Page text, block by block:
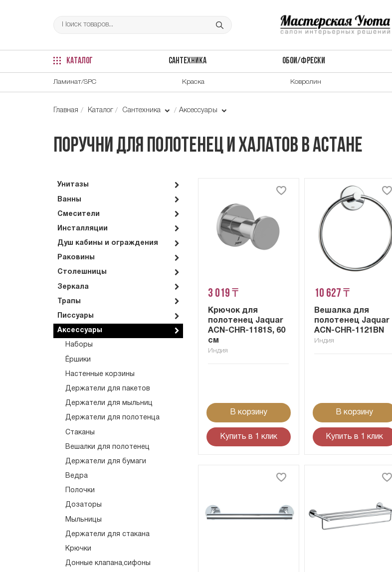
КАТАЛОГ САНТЕХНИКА ОБОИ/ФРЕСКИ
Ламинат/SPC Краска Ковролин
Главная Каталог Сантехника Аксессуары
Поручни для полотенец и халатов в Астане
Унитазы
Ванны
Смесители
Инсталляции
Душ кабины и ограждения
Раковины
Столешницы
Зеркала
Трапы
Писсуары
Аксессуары
Наборы
Ёршики
Настенные корзины
Держатели для пакетов
Держатели для мыльниц
Держатели для полотенца
Стаканы
Вешалки для полотенец
Держатели для бумаги
Ведра
Полочки
Дозаторы
Мыльницы
Держатели для стакана
Крючки
Донные клапана,сифоны
3 019 ₸
Крючок для
полотенец Jaquar
ACN-CHR-1181S, 60
см
Индия
В корзину
Купить в 1 клик
10 627 ₸
Вешалка для
полотенец Jaquar
ACN-CHR-1121BN
Индия
В корзину
Купить в 1 клик